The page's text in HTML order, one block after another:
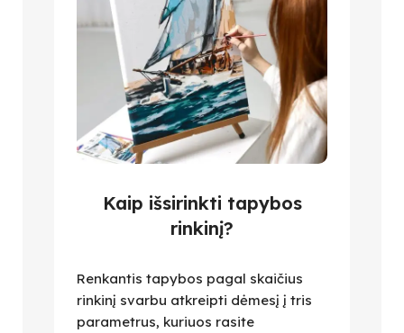
Kaip išsirinkti tapybos
rinkinį?
Renkantis tapybos pagal skaičius
rinkinį svarbu atkreipti dėmesį į tris
parametrus, kuriuos rasite